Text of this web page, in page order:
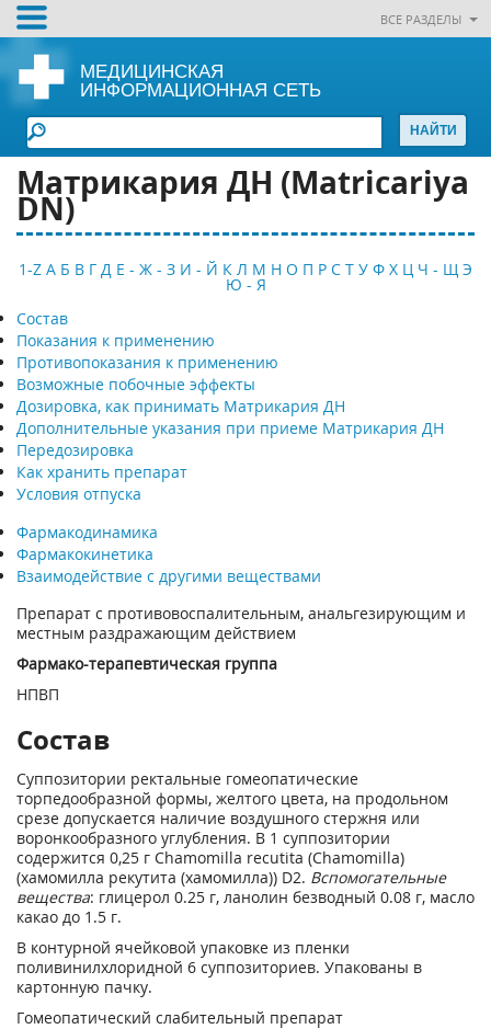
ВСЕ РАЗДЕЛЫ
МЕДИЦИНСКАЯ
ИНФОРМАЦИОННАЯ СЕТЬ
Матрикария ДН (Matricariya
DN)
1-Z А Б В Г Д Е - Ж - З И - Й К Л М Н О П Р С Т У Ф Х Ц Ч - Щ Э
Ю - Я
Состав
Показания к применению
Противопоказания к применению
Возможные побочные эффекты
Дозировка, как принимать Матрикария ДН
Дополнительные указания при приеме Матрикария ДН
Передозировка
Как хранить препарат
Условия отпуска
Фармакодинамика
Фармакокинетика
Взаимодействие с другими веществами
Препарат с противовоспалительным, анальгезирующим и
местным раздражающим действием
Фармако-терапевтическая группа
НПВП
Состав
Суппозитории ректальные гомеопатические
торпедообразной формы, желтого цвета, на продольном
срезе допускается наличие воздушного стержня или
воронкообразного углубления. В 1 суппозитории
содержится 0,25 г Chamomilla recutita (Chamomilla)
(хамомилла рекутита (хамомилла)) D2. Вспомогательные
вещества: глицерол 0.25 г, ланолин безводный 0.08 г, масло
какао до 1.5 г.
В контурной ячейковой упаковке из пленки
поливинилхлоридной 6 суппозиториев. Упакованы в
картонную пачку.
Гомеопатический слабительный препарат